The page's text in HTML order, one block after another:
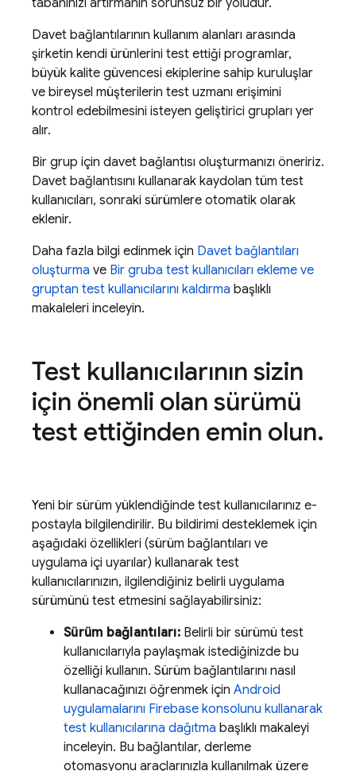
tabanınızı artırmanın sorunsuz bir yoludur.
Davet bağlantılarının kullanım alanları arasında
şirketin kendi ürünlerini test ettiği programlar,
büyük kalite güvencesi ekiplerine sahip kuruluşlar
ve bireysel müşterilerin test uzmanı erişimini
kontrol edebilmesini isteyen geliştirici grupları yer
alır.
Bir grup için davet bağlantısı oluşturmanızı öneririz.
Davet bağlantısını kullanarak kaydolan tüm test
kullanıcıları, sonraki sürümlere otomatik olarak
eklenir.
Daha fazla bilgi edinmek için Davet bağlantıları
oluşturma ve Bir gruba test kullanıcıları ekleme ve
gruptan test kullanıcılarını kaldırma başlıklı
makaleleri inceleyin.
Test kullanıcılarının sizin
için önemli olan sürümü
test ettiğinden emin olun.
Yeni bir sürüm yüklendiğinde test kullanıcılarınız e-
postayla bilgilendirilir. Bu bildirimi desteklemek için
aşağıdaki özellikleri (sürüm bağlantıları ve
uygulama içi uyarılar) kullanarak test
kullanıcılarınızın, ilgilendiğiniz belirli uygulama
sürümünü test etmesini sağlayabilirsiniz:
Sürüm bağlantıları:Belirli bir sürümü test
kullanıcılarıyla paylaşmak istediğinizde bu
özelliği kullanın. Sürüm bağlantılarını nasıl
kullanacağınızı öğrenmek için Android
uygulamalarını Firebase konsolunu kullanarak
test kullanıcılarına dağıtma başlıklı makaleyi
inceleyin. Bu bağlantılar, derleme
otomasyonu araçlarınızla kullanılmak üzere